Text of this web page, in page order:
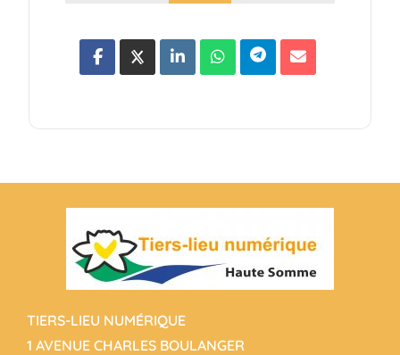
TIERS-LIEU NUMÉRIQUE
1 AVENUE CHARLES BOULANGER